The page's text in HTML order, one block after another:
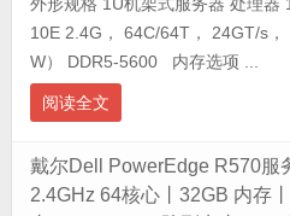
10E 2.4G， 64C/64T， 24GT/s
W） DDR5-5600 内存选项 ...
阅读全文
戴尔Dell PowerEdge R570服
2.4GHz 64核心丨32GB 内存